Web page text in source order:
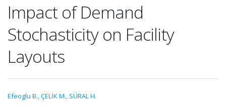
Impact of Demand
Stochasticity on Facility
Layouts
Efeoglu B.,ÇELİK M., SÜRAL H.